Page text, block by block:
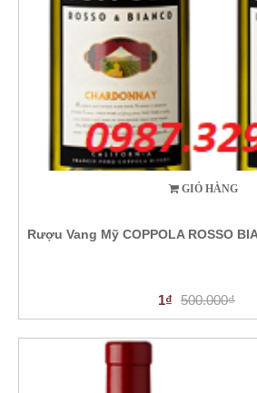
GIỎ HÀNG
Rượu Vang Mỹ COPPOLA ROSSO
1₫ 500.000₫